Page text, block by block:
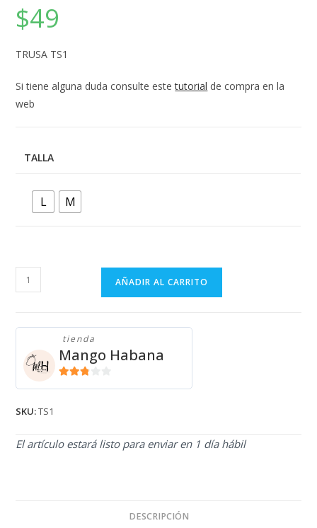
$49
TRUSA TS1
Si tiene alguna duda consulte estetutorial de compra en la
web
TALLA
L M
TRUSA
TS1
AÑADIR AL CARRITO
tienda
Mango Habana
SKU:TS1
El artículo estará listo para enviar en 1 día hábil
DESCRIPCIÓN